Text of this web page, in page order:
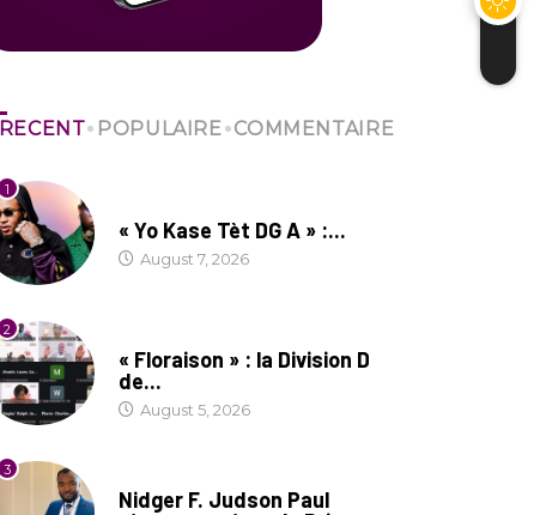
RECENT POPULAIRE COMMENTAIRE
1
« Yo Kase Tèt DG A » :...
August 7, 2026
2
« Floraison » : la Division D
de...
August 5, 2026
3
Nidger F. Judson Paul